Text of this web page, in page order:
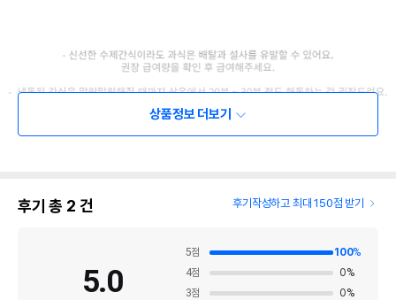
상품정보 더보기
후기 총 2 건 후기작성하고 최대 150점 받기
5.0
5점 100%
4점 0%
3점 0%